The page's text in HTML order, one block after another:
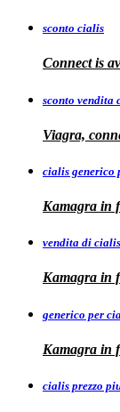
sconto cialis
Connect is
sconto vendita
Viagra,
cialis generico
Kamagra in
vendita di
Kamagra in
generico per
Kamagra in
cialis prezzo